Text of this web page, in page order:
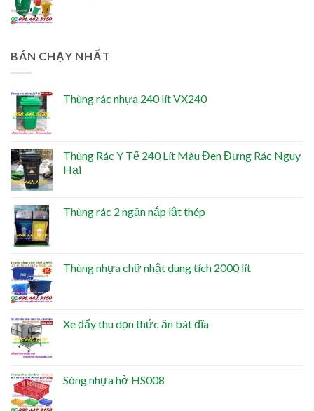
BÁN CHẠY NHẤT
Thùng rác nhựa 240 lít VX240
Thùng Rác Y Tế 240 Lít Màu Đen Đựng Rác Nguy
Hại
Thùng rác 2 ngăn nắp lật thép
Thùng nhựa chữ nhật dung tích 2000 lít
Xe đẩy thu dọn thức ăn bát đĩa
Sóng nhựa hở HS008